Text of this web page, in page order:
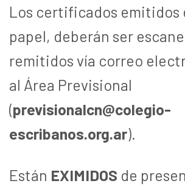
Los certificados emitidos
papel, deberán ser
remitidos vía correo
al Área Previsional
(previsionalcn@colegio-
escribanos.org.ar).
Están EXIMIDOS de